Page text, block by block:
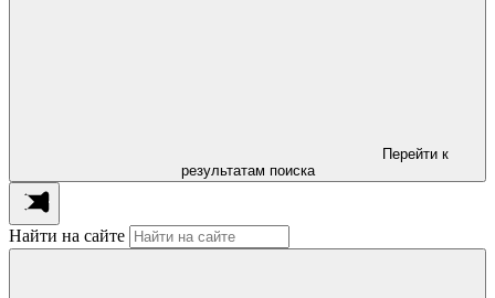
Перейти к
результатам поиска
Найти на сайте